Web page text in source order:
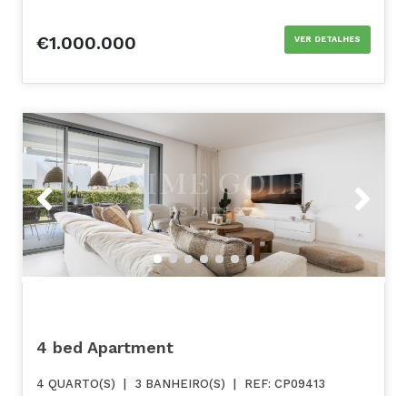
€1.000.000 VER DETALHES
Previous
4 bed Apartment
4 QUARTO(S) 3 BANHEIRO(S) REF: CP09413